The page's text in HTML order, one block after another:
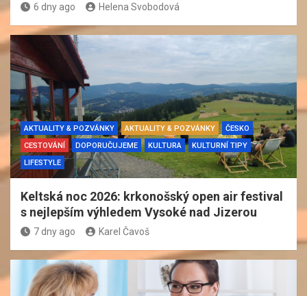
6 dny ago Helena Svobodová
AKTUALITY & POZVÁNKY AKTUALITY & POZVÁNKY
ČESKO
CESTOVÁNÍ
DOPORUČUJEME KULTURA
KULTURNÍ TIPY
LIFESTYLE
Keltská noc 2026: krkonošský open air festival
s nejlepším výhledem Vysoké nad Jizerou
7 dny ago Karel Čavoš